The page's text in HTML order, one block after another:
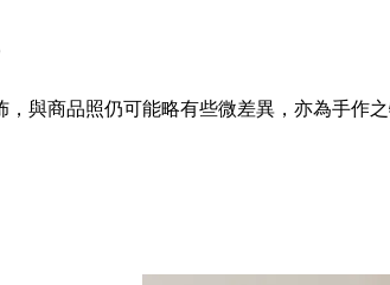
與商品照仍可能略有些微差異，亦為手作